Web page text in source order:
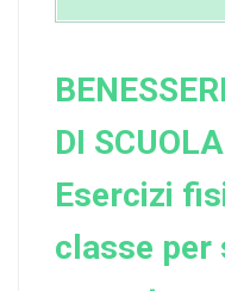
DI SCUOLA
Esercizi
classe per